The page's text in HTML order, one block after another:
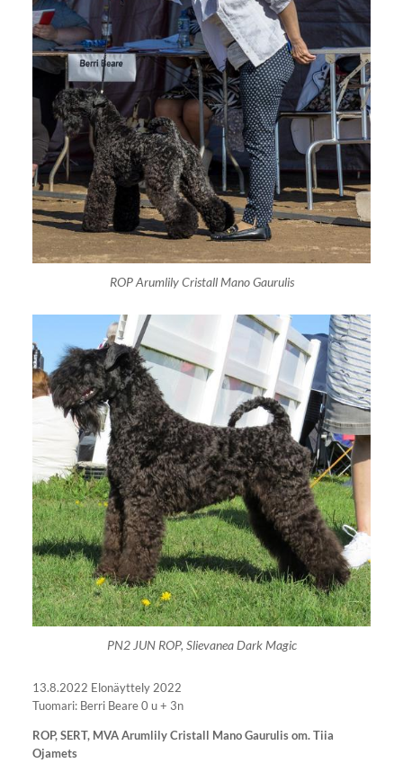
ROP Arumlily Cristall Mano Gaurulis
PN2 JUN ROP, Slievanea Dark Magic
13.8.2022 Elonäyttely 2022
Tuomari: Berri Beare 0 u + 3n
ROP, SERT, MVA Arumlily Cristall Mano Gaurulis om. Tiia
Ojamets